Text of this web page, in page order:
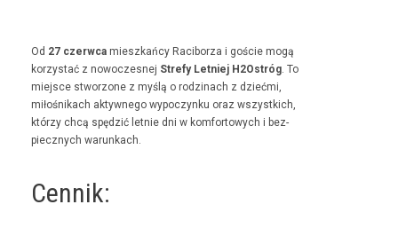
Od 27 czer­w­ca mieszkań­cy Raci­borza i goś­cie mogą
korzys­tać z nowoczes­nej Stre­fy Let­niej H2Ostróg. To
miejsce stwor­zone z myślą o rodz­i­nach z dzieć­mi,
miłośnikach akty­wnego wypoczynku oraz wszys­t­kich,
którzy chcą spędz­ić let­nie dni w kom­for­towych i bez­
piecznych warunkach.
Cennik: